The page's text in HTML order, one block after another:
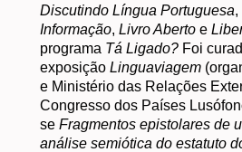
Discutindo Língua Portuguesa,
Informação, Livro Aberto e
programa Tá Ligado? Foi
exposição Linguaviagem
e Ministério das Relações
Congresso dos Países
se Fragmentos epistolares de
análise semiótica do estatuto